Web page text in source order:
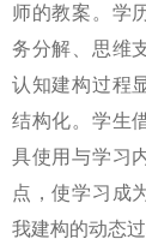
师的教案。学
务分解、思维
认知建构过程
结构化。学生
具使用与学习
点，使学习成
我建构的动态过